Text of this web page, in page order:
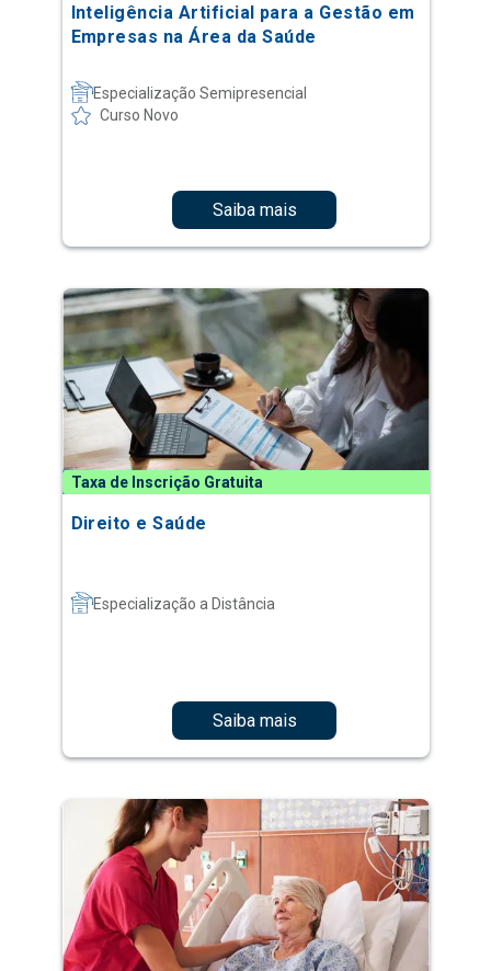
Inteligência Artificial para a Gestão em
Empresas na Área da Saúde
Especialização Semipresencial
Curso Novo
Saiba mais
Taxa de Inscrição Gratuita
Direito e Saúde
Especialização a Distância
Saiba mais